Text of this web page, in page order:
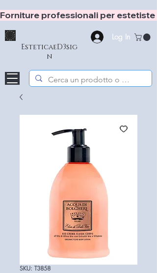
Forniture professionali per
EsteticaeD3sig
n
Log In
SKU: T3858